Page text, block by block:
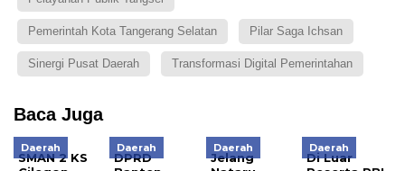
Pemerintah Kota Tangerang Selatan Pilar Saga Ichsan
Sinergi Pusat Daerah Transformasi Digital Pemerintahan
Baca Juga
Daerah
SMAN 2 KS
Daerah
DPRD
Daerah
Jelang
Daerah
Di Luar